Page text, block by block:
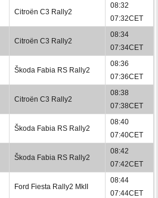
Citroën C3 Rally2
08:32
07:32CET
Citroën C3 Rally2
08:34
07:34CET
Škoda Fabia RS Rally2
08:36
07:36CET
Citroën C3 Rally2
08:38
07:38CET
Škoda Fabia RS Rally2
08:40
07:40CET
Škoda Fabia RS Rally2
08:42
07:42CET
Ford Fiesta Rally2 MkII
08:44
07:44CET